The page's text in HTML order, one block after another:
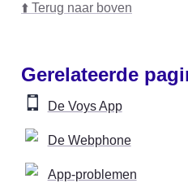
⬆️ Terug naar boven
Gerelateerde
De Voys App
De Webphone
App-problemen